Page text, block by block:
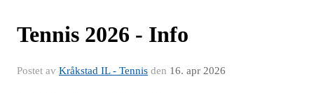
Tennis 2026 - Info
Postet av Kråkstad IL - Tennis den 16. apr 2026